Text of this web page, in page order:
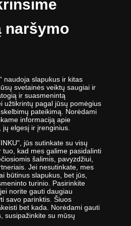
platintoja Lietuvoje. Nuo 2009
priklauso „Samlerhuset Group“
gaminių platintojų grupė Europoje
14-oje Europos šalių, kuriuose
veikianti nuo 1686 metų. Norvegijos
Norvegijos ir kitų šalių monetas,
taikos premijos medalį. 2012 m.
eurų.
nuolatos tobulina savo žinias -
visame pasaulyje - todėl įmonė savo
kokybės gaminius.
naršymo
naudoja slapukus ir kitas
svetainės veiktų saugiai ir
ir suasmenintą
užtikrintų pagal jūsų pomėgius
pateikimą. Norėdami
informaciją apie
elgesį ir įrenginius.
jūs sutinkate su visų
tuo, kad mes galime pasidalinti
šalimis, pavyzdžiui,
Jei nesutinkate, mes
būtinus slapukus, bet jūs,
turinio. Pasirinkite
jei norite gauti daugiau
savo parinktis. Šiuos
bet kada. Norėdami gauti
susipažinkite su mūsų